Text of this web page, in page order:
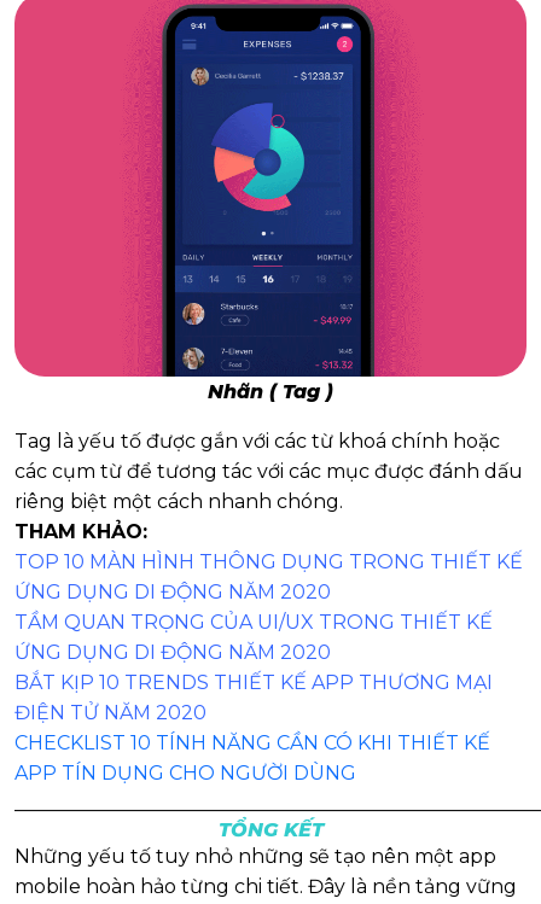
Nhãn ( Tag )
Tag là yếu tố được gắn với các từ khoá chính hoặc
các cụm từ để tương tác với các mục được đánh dấu
riêng biệt một cách nhanh chóng.
THAM KHẢO:
TOP 10 MÀN HÌNH THÔNG DỤNG TRONG THIẾT KẾ
ỨNG DỤNG DI ĐỘNG NĂM 2020
TẦM QUAN TRỌNG CỦA UI/UX TRONG THIẾT KẾ
ỨNG DỤNG DI ĐỘNG NĂM 2020
BẮT KỊP 10 TRENDS THIẾT KẾ APP THƯƠNG MẠI
ĐIỆN TỬ NĂM 2020
CHECKLIST 10 TÍNH NĂNG CẦN CÓ KHI THIẾT KẾ
APP TÍN DỤNG CHO NGƯỜI DÙNG
TỔNG KẾT
Những yếu tố tuy nhỏ những sẽ tạo nên một app
mobile hoàn hảo từng chi tiết. Đây là nền tảng vững